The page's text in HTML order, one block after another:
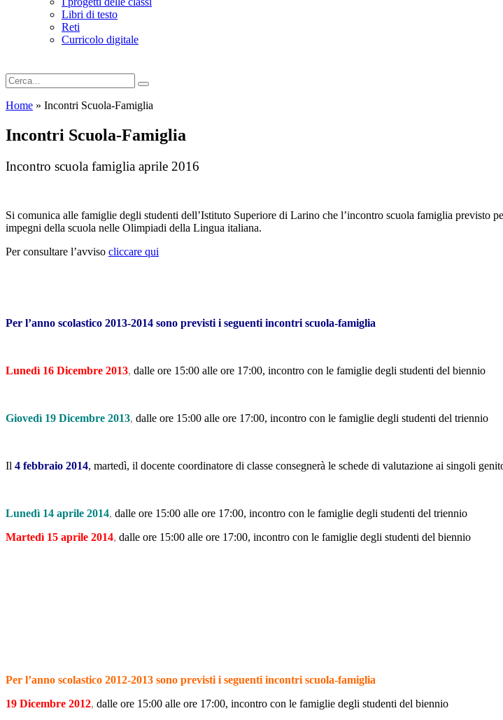
Libri di testo
Reti
Curricolo digitale
Home » Incontri Scuola-Famiglia
Incontri Scuola-Famiglia
Incontro scuola famiglia aprile 2016
Si comunica alle famiglie degli studenti dell’Istituto Superiore di Larino che l’incontro scuola famiglia
impegni della scuola nelle Olimpiadi della Lingua italiana.
Per consultare l’avviso cliccare qui
Per l’anno scolastico 2013-2014 sono previsti i seguenti incontri scuola-famiglia
Lunedì 16 Dicembre 2013, dalle ore 15:00 alle ore 17:00, incontro con le famiglie degli studenti del biennio
Giovedì 19 Dicembre 2013, dalle ore 15:00 alle ore 17:00, incontro con le famiglie degli studenti del triennio
Il 4 febbraio 2014, martedì, il docente coordinatore di classe consegnerà le schede di valutazione ai singoli
Lunedì 14 aprile 2014, dalle ore 15:00 alle ore 17:00, incontro con le famiglie degli studenti del triennio
Martedì 15 aprile 2014, dalle ore 15:00 alle ore 17:00, incontro con le famiglie degli studenti del biennio
Per l’anno scolastico 2012-2013 sono previsti i seguenti incontri scuola-famiglia
19 Dicembre 2012, dalle ore 15:00 alle ore 17:00, incontro con le famiglie degli studenti del biennio